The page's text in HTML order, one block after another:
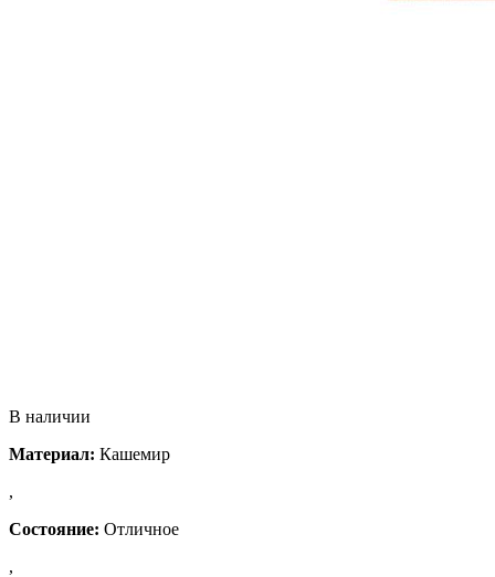
В наличии
Материал: Кашемир
,
Состояние: Отличное
,